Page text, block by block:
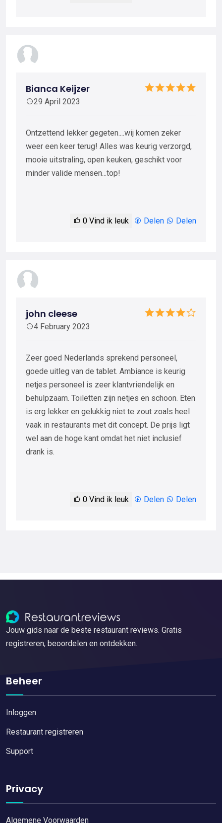
Bianca Keijzer
29 April 2023
Ontzettend lekker gegeten....wij komen zeker
weer een keer terug! Alles was keurig verzorgd,
mooie uitstraling, open keuken, geschikt voor
minder valide mensen...top!
0 Vind ik leuk Delen Delen
john cleese
4 February 2023
Zeer goed Nederlands sprekend personeel,
goede uitleg van de tablet. Ambiance is keurig
netjes personeel is zeer klantvriendelijk en
behulpzaam. Toiletten zijn netjes en schoon. Eten
is erg lekker en gelukkig niet te zout zoals heel
vaak in restaurants met dit concept. De prijs ligt
wel aan de hoge kant omdat het niet inclusief
drank is.
0 Vind ik leuk Delen Delen
Jouw gids naar de beste restaurant reviews. Gratis
registreren, beoordelen en ontdekken.
Beheer
Inloggen
Restaurant registreren
Support
Privacy
Algemene Voorwaarden